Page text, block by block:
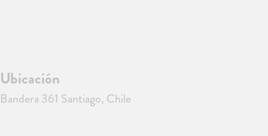
Ubicación
Bandera 361 Santiago, Chile